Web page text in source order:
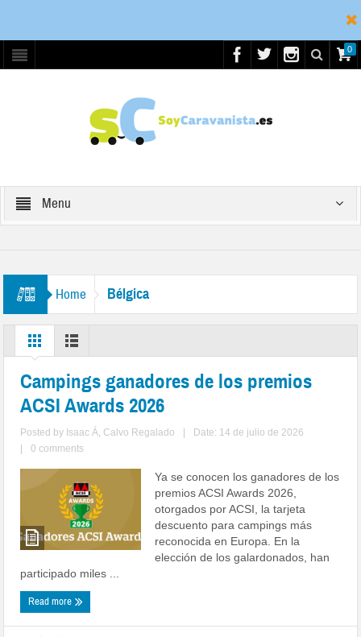
0
Menu
Home Bélgica
Campings ganadores de los premios
ACSI Awards 2026
Posted by Isaac Á, Calvo Regalado
Date: 14 de julio de 2026
0 comments
Ya se conocen los ganadores de los
premios ACSI Awards 2026,
otorgados por ACSI, la tarjeta
descuento para campings más
reconocida en Europa. En la
elección de los galardonados, han
participado miles ...
Read more